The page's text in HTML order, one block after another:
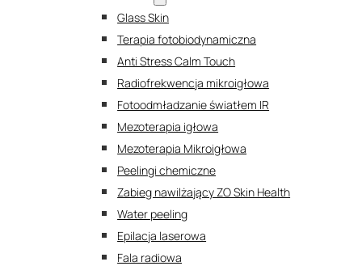
Glass Skin
Terapia fotobiodynamiczna
Anti Stress Calm Touch
Radiofrekwencja mikroigłowa
Fotoodmładzanie światłem IR
Mezoterapia igłowa
Mezoterapia Mikroigłowa
Peelingi chemiczne
Zabieg nawilżający ZO Skin Health
Water peeling
Epilacja laserowa
Fala radiowa